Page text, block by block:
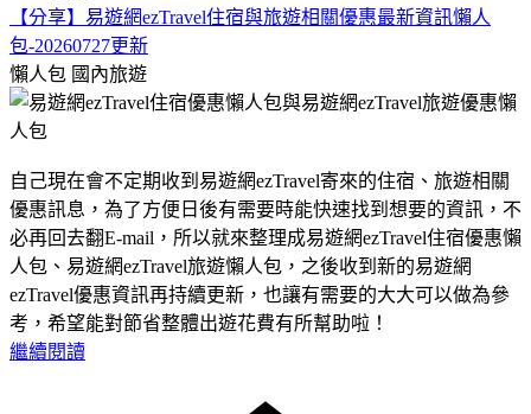
【分享】易遊網ezTravel住宿與旅遊相關優惠最新資訊懶人
包-20260727更新
懶人包 國內旅遊
自己現在會不定期收到易遊網ezTravel寄來的住宿、旅遊相關
優惠訊息，為了方便日後有需要時能快速找到想要的資訊，不
必再回去翻E-mail，所以就來整理成易遊網ezTravel住宿優惠懶
人包、易遊網ezTravel旅遊懶人包，之後收到新的易遊網
ezTravel優惠資訊再持續更新，也讓有需要的大大可以做為參
考，希望能對節省整體出遊花費有所幫助啦！
繼續閱讀